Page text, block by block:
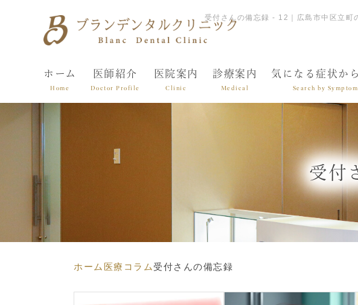
受付さんの備忘録 - 12｜広島市中区立町
ホーム
Home
医師紹介
Doctor Profile
医院案内
Clinic
診療案内
Medical
気になる症状か
Search by
受付
ホーム 医療コラム 受付さんの備忘録